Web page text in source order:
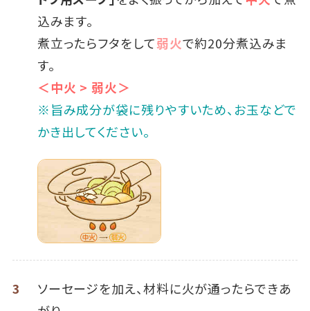
込みます。
煮立ったらフタをして弱火で約20分煮込みま
す。
＜中火 > 弱火＞
※旨み成分が袋に残りやすいため、お玉などで
かき出してください。
3
ソーセージを加え、材料に火が通ったらできあ